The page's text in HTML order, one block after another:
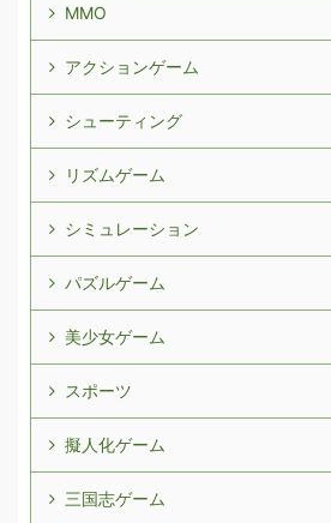
MMO
アクションゲーム
シューティング
リズムゲーム
シミュレーション
パズルゲーム
美少女ゲーム
スポーツ
擬人化ゲーム
三国志ゲーム